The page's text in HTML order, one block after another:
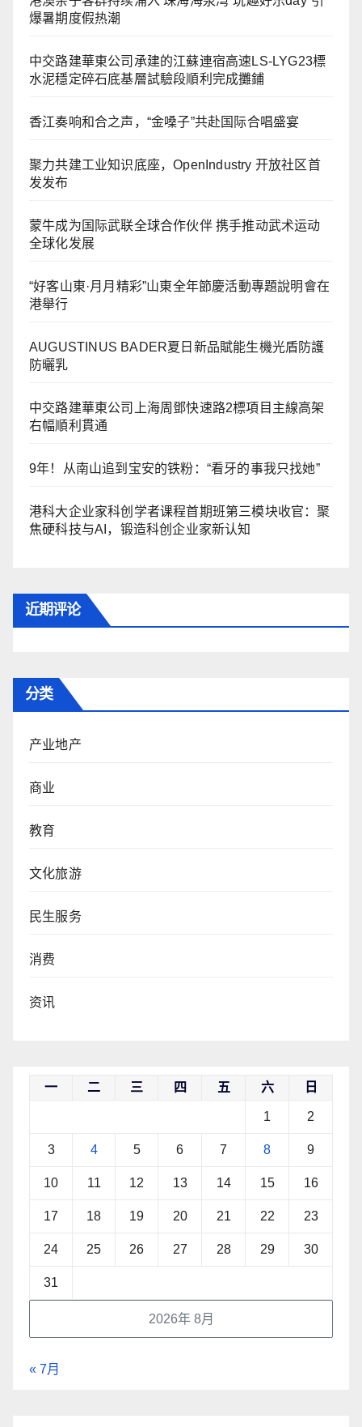
爆暑期度假热潮
中交路建華東公司承建的江蘇連宿高速LS-LYG23標
水泥穩定碎石底基層試驗段順利完成攤鋪
香江奏响和合之声，“金嗓子”共赴国际合唱盛宴
聚力共建工业知识底座，OpenIndustry 开放社区首
发发布
蒙牛成为国际武联全球合作伙伴 携手推动武术运动
全球化发展
“好客山東·月月精彩”山東全年節慶活動專題說明會在
港舉行
AUGUSTINUS BADER夏日新品賦能生機光盾防護
防曬乳
中交路建華東公司上海周鄧快速路2標項目主線高架
右幅順利貫通
9年！从南山追到宝安的铁粉：“看牙的事我只找她”
港科大企业家科创学者课程首期班第三模块收官：聚
焦硬科技与AI，锻造科创企业家新认知
近期评论
分类
产业地产
商业
教育
文化旅游
民生服务
消费
资讯
2026年 8月
一 二 三 四 五 六 日
1 2
3 4 5 6 7 8 9
10 11 12 13 14 15 16
17 18 19 20 21 22 23
24 25 26 27 28 29 30
31
« 7月